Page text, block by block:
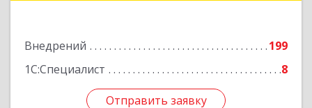
Внедрений
199
1С:Специалист
8
Отправить заявку
Отправить заявку